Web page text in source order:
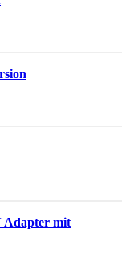
Adapter mit